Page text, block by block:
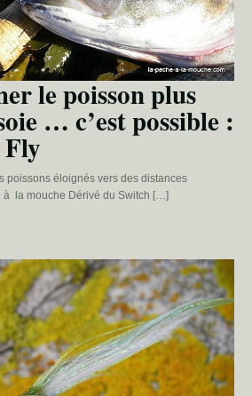
le poisson plus
… c’est possible :
poissons éloignés vers des distances
à la mouche Dérivé du Switch […]